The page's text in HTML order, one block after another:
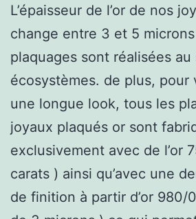
L’épaisseur de l’or de nos
change entre 3 et 5
plaquages sont réalisées
écosystèmes. de plus, pour
une longue look, tous les
joyaux plaqués or sont
exclusivement avec de l’or
carats ) ainsi qu’avec une
de finition à partir d’or 980/